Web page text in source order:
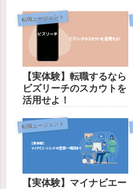
転職エージェント
【実体験】転職するなら
ビズリーチのスカウトを
活用せよ！
転職エージェント
【実体験】マイナビエー